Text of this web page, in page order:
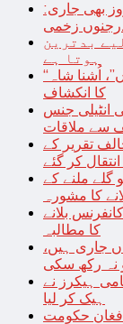
جارحیت 70 ویں روز بھی جاری:
بدترین
ہوتا ہے
“غزہ کے حالات دیکھ کر اسلام کے قریب آئی ہوں”، اُشنا شاہ
کا انکشاف
انٹیلی جنس
سے ملاقات
تقریر کے
کر گئے
ملنے کے
کا مشورہ
بلانے
کا مطالبہ
جاری ہیں،
نہ رکھ سکی
ہیکرز نے
ہیک کر لیا
افغان حکومت TTP قیادت کو پاکستان کے حوالے کرے،